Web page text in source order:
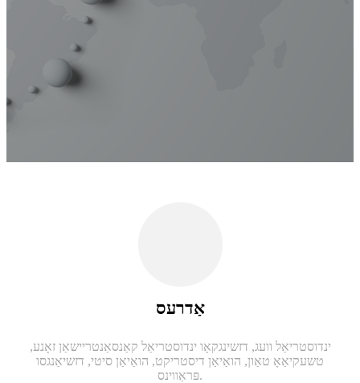
אַדרעס
ינדוסטריאַל וועג, דזשינגקאָו ינדוסטריאַל קאַנסאַנטריישאַן זאָנע,
טשעקיאַאָ טאַון, הואַיאַן דיסטריקט, הואַיאַן סיטי, דזשיאַנגסו
פּראַווינס.